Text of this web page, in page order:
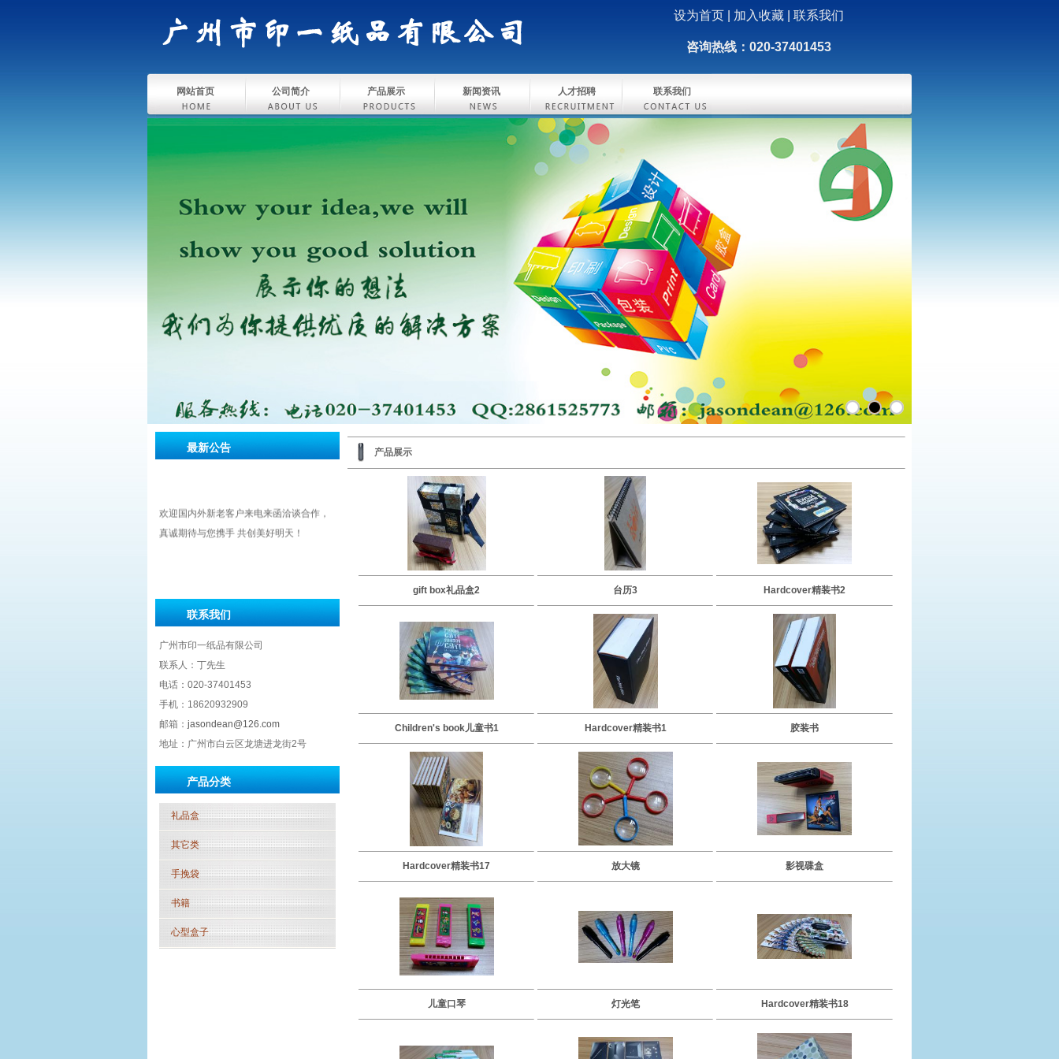
设为首页 加入收藏 联系我们
咨询热线：020-37401453
网站首页 公司简介 产品展示 新闻资讯 人才招聘 联系我们
最新公告
欢迎国内外新老客户来电来函洽谈合作，
真诚期待与您携手 共创美好明天！
联系我们
广州市印一纸品有限公司
联系人：丁先生
电话：020-37401453
手机：18620932909
邮箱： jasondean@126.com
地址：广州市白云区龙塘进龙街2号
产品分类
礼品盒
其它类
手挽袋
书籍
心型盒子
产品展示
gift box礼品盒2 台历3 Hardcover精装书2
Children's book儿童书1 Hardcover精装书1 胶装书
Hardcover精装书17 放大镜 影视碟盒
儿童口琴 灯光笔 Hardcover精装书18